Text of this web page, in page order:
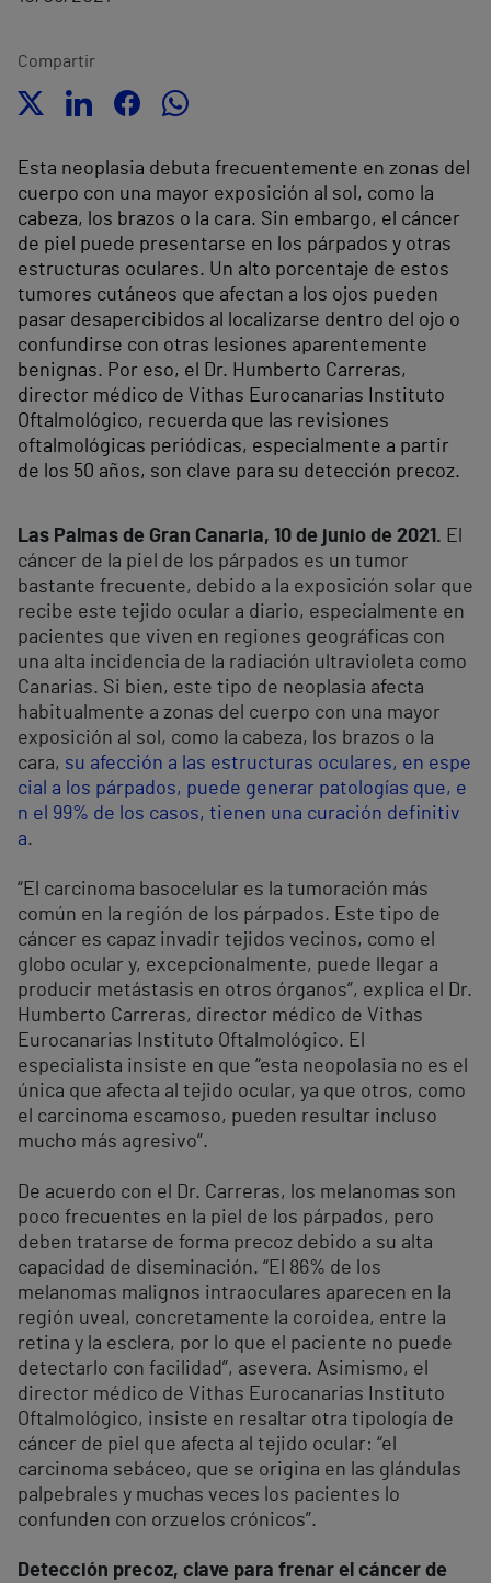
Compartir
Esta neoplasia debuta frecuentemente en zonas del
cuerpo con una mayor exposición al sol, como la
cabeza, los brazos o la cara. Sin embargo, el cáncer
de piel puede presentarse en los párpados y otras
estructuras oculares. Un alto porcentaje de estos
tumores cutáneos que afectan a los ojos pueden
pasar desapercibidos al localizarse dentro del ojo o
confundirse con otras lesiones aparentemente
benignas. Por eso, el Dr. Humberto Carreras,
director médico de Vithas Eurocanarias Instituto
Oftalmológico, recuerda que las revisiones
oftalmológicas periódicas, especialmente a partir
de los 50 años, son clave para su detección precoz.
Las Palmas de Gran Canaria, 10 de junio de 2021. El
cáncer de la piel de los párpados es un tumor
bastante frecuente, debido a la exposición solar que
recibe este tejido ocular a diario, especialmente en
pacientes que viven en regiones geográficas con
una alta incidencia de la radiación ultravioleta como
Canarias. Si bien, este tipo de neoplasia afecta
habitualmente a zonas del cuerpo con una mayor
exposición al sol, como la cabeza, los brazos o la
cara, su afección a las estructuras oculares, en espe
cial a los párpados, puede generar patologías que, e
n el 99% de los casos, tienen una curación definitiv
a.
“El carcinoma basocelular es la tumoración más
común en la región de los párpados. Este tipo de
cáncer es capaz invadir tejidos vecinos, como el
globo ocular y, excepcionalmente, puede llegar a
producir metástasis en otros órganos”, explica el Dr.
Humberto Carreras, director médico de Vithas
Eurocanarias Instituto Oftalmológico. El
especialista insiste en que “esta neopolasia no es el
única que afecta al tejido ocular, ya que otros, como
el carcinoma escamoso, pueden resultar incluso
mucho más agresivo”.
De acuerdo con el Dr. Carreras, los melanomas son
poco frecuentes en la piel de los párpados, pero
deben tratarse de forma precoz debido a su alta
capacidad de diseminación. “El 86% de los
melanomas malignos intraoculares aparecen en la
región uveal, concretamente la coroidea, entre la
retina y la esclera, por lo que el paciente no puede
detectarlo con facilidad”, asevera. Asimismo, el
director médico de Vithas Eurocanarias Instituto
Oftalmológico, insiste en resaltar otra tipología de
cáncer de piel que afecta al tejido ocular: “el
carcinoma sebáceo, que se origina en las glándulas
palpebrales y muchas veces los pacientes lo
confunden con orzuelos crónicos”.
Detección precoz, clave para frenar el cáncer de